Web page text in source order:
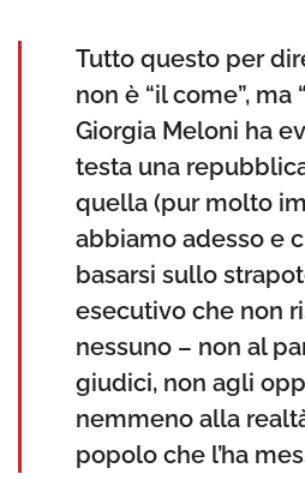
Tutto questo per
non è “il come”, ma
Giorgia Meloni ha
testa una
quella (pur molto
abbiamo adesso e
basarsi sullo
esecutivo che non
nessuno – non al
giudici, non agli
nemmeno alla
popolo che l’ha